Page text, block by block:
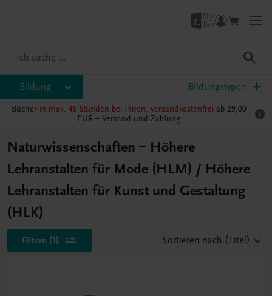
Bildung Bildungstypen
Bücher in max. 48 Stunden bei Ihnen, versandkostenfrei ab 29,00
EUR – Versand und Zahlung
Naturwissenschaften – Höhere
Lehranstalten für Mode (HLM) / Höhere
Lehranstalten für Kunst und Gestaltung
(HLK)
Filtern (1) Sortieren nach (Titel)